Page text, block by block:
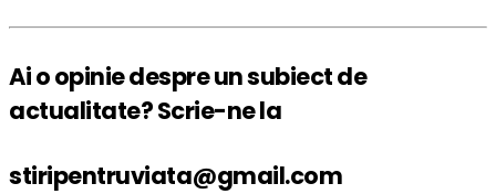
Ai o opinie despre un subiect de
actualitate? Scrie-ne la
stiripentruviata@gmail.com